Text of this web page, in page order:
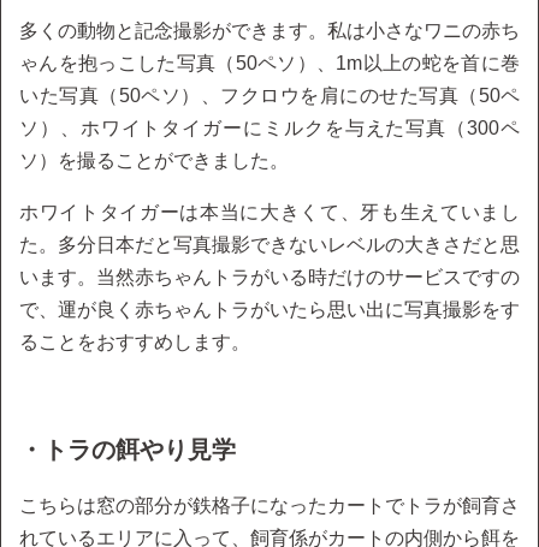
多くの動物と記念撮影ができます。私は小さなワニの赤ち
ゃんを抱っこした写真（50ペソ）、1m以上の蛇を首に巻
いた写真（50ペソ）、フクロウを肩にのせた写真（50ペ
ソ）、ホワイトタイガーにミルクを与えた写真（300ペ
ソ）を撮ることができました。
ホワイトタイガーは本当に大きくて、牙も生えていまし
た。多分日本だと写真撮影できないレベルの大きさだと思
います。当然赤ちゃんトラがいる時だけのサービスですの
で、運が良く赤ちゃんトラがいたら思い出に写真撮影をす
ることをおすすめします。
・トラの餌やり見学
こちらは窓の部分が鉄格子になったカートでトラが飼育さ
れているエリアに入って、飼育係がカートの内側から餌を